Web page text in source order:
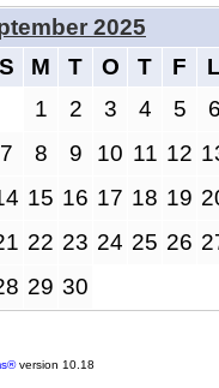
2025
S
M T O T F
1 2 3 4 5
7 8 9 10 11 12
15 16 17 18 19
22 23 24 25 26
29 30
version 10.18